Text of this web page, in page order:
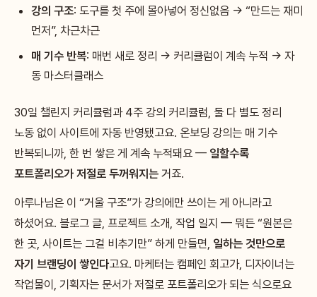
강의 구조: 도구를 첫 주에 몰아넣어 정신없음 → “만드는 재미
먼저”, 차근차근
매 기수 반복: 매번 새로 정리 → 커리큘럼이 계속 누적 → 자
동 마스터클래스
30일 챌린지 커리큘럼과 4주 강의 커리큘럼, 둘 다 별도 정리
노동 없이 사이트에 자동 반영됐고요. 온보딩 강의는 매 기수
반복되니까, 한 번 쌓은 게 계속 누적돼요 — 일할수록
포트폴리오가 저절로 두꺼워지는 거죠.
아루나님은 이 “거울 구조”가 강의에만 쓰이는 게 아니라고
하셨어요. 블로그 글, 프로젝트 소개, 작업 일지 — 뭐든 “원본은
한 곳, 사이트는 그걸 비추기만” 하게 만들면, 일하는 것만으로
자기 브랜딩이 쌓인다고요. 마케터는 캠페인 회고가, 디자이너는
작업물이, 기획자는 문서가 저절로 포트폴리오가 되는 식으로요